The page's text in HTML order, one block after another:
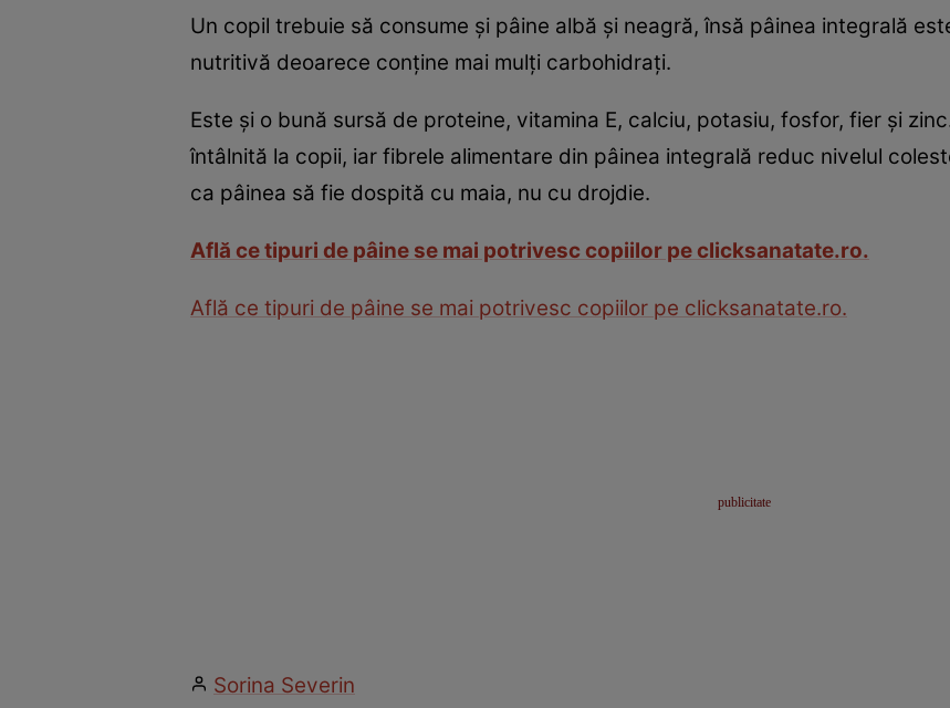
Un copil trebuie să consume şi pâine albă şi neagră, însă pâinea integrală
nutritivă deoarece conţine mai mulţi carbohidraţi.
Este şi o bună sursă de proteine, vitamina E, calciu, potasiu, fosfor, fier şi
întâlnită la copii, iar fibrele alimentare din pâinea integrală reduc nivelul
ca pâinea să fie dospită cu maia, nu cu drojdie.
Află ce tipuri de pâine se mai potrivesc copiilor pe clicksanatate.ro.
Află ce tipuri de pâine se mai potrivesc copiilor pe clicksanatate.ro.
Sorina Severin